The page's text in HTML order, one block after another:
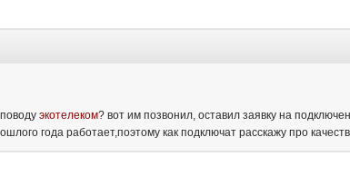
экотелеком? вот им позвонил, оставил заявку на
года работает,поэтому как подключат расскажу про